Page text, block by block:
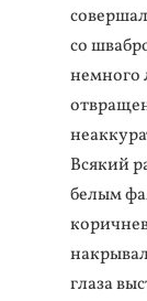
со
немного
Всякий
белым
глаза